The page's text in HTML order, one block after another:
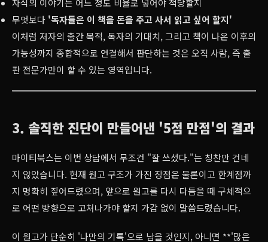
자식의 이야기는 어느 정도 비율로 넣어야 적당할지
무엇보다 '독자들은 이 책을 돈을 주고 사서 읽고 싶어 할지'
이처럼 저자의 출간 목적, 독자의 기대치, 그리고 책이 나온 이후의
가능성까지 종합적으로 연결해서 판단하는 것은 오직 사람, 즉 출
판 전문가만이 할 수 있는 영역입니다.
3. 솔직한 진단이 만들어낸 '5점 만점'의 결과
마이티북스는 이번 상담에서 무조건 "잘 쓰셨다."는 칭찬만 건네
지 않았습니다. 현재 원고 구조가 가진 장점은 물론이고 한계점까
지 명확히 짚어드렸으며, 앞으로 원고를 다시 다듬을 때 구체적으
로 어떤 방향으로 고쳐나가야 할지 가감 없이 말씀드렸습니다.
이 원고가 단순히 '나만의 기록'으로 남을 것인지, 아니면 **'많은